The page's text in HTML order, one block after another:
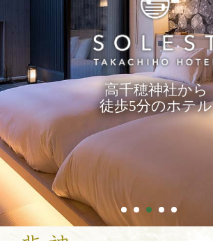
高千穂神社から
徒歩5分のホテル